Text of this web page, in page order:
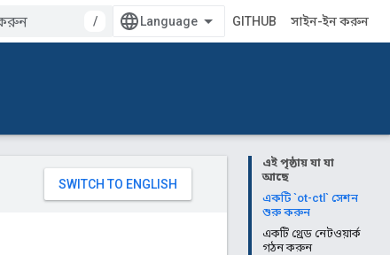
/ GITHUB সাইন-ইন করুন
এই পৃষ্ঠায় যা যা
আছে
একটি `ot-ctl` সেশন
শুরু করুন
একটি থ্রেড নেটওয়ার্ক
গঠন করুন